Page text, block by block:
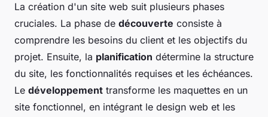
La création d'un site web suit plusieurs phases
cruciales. La phase de découverte consiste à
comprendre les besoins du client et les objectifs du
projet. Ensuite, la planification détermine la structure
du site, les fonctionnalités requises et les échéances.
Le développement transforme les maquettes en un
site fonctionnel, en intégrant le design web et les